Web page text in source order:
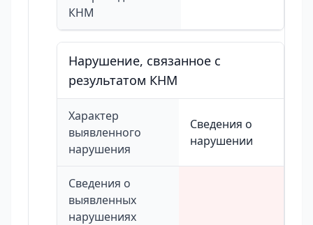
КНМ
Нарушение, связанное с
результатом КНМ
Характер
выявленного
нарушения
Сведения о
нарушении
Сведения о
выявленных
нарушениях